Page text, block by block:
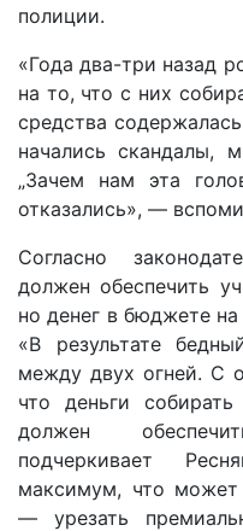
полиции.
«Года два-три назад
на то, что с них
средства
начались скандалы,
„Зачем нам эта
отказались», —
Согласно
должен обеспечить
но денег в бюджете
«В результате
между двух огней. С
что деньги
должен
подчеркивает
максимум, что может
— урезать